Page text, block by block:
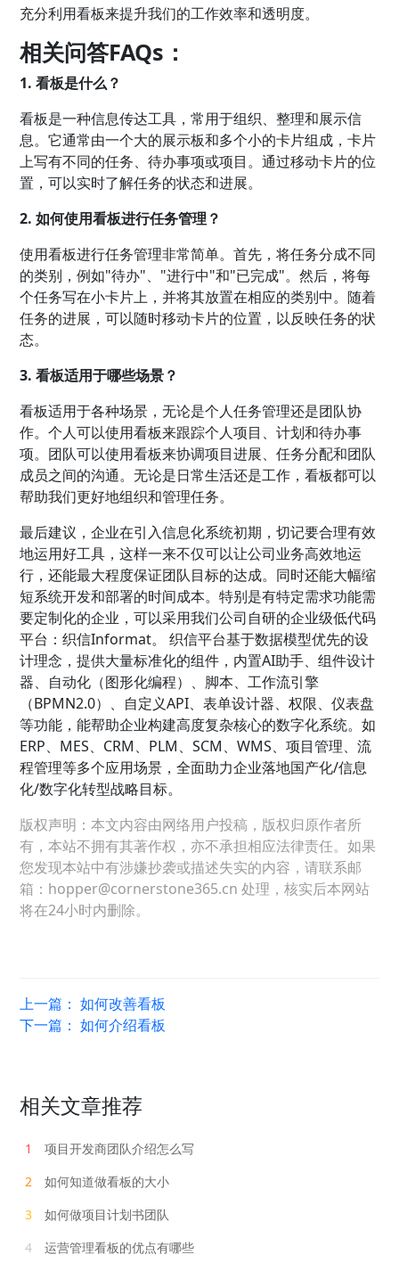
充分利用看板来提升我们的工作效率和透明度。
相关问答FAQs：
1. 看板是什么？
看板是一种信息传达工具，常用于组织、整理和展示信
息。它通常由一个大的展示板和多个小的卡片组成，卡片
上写有不同的任务、待办事项或项目。通过移动卡片的位
置，可以实时了解任务的状态和进展。
2. 如何使用看板进行任务管理？
使用看板进行任务管理非常简单。首先，将任务分成不同
的类别，例如"待办"、"进行中"和"已完成"。然后，将每
个任务写在小卡片上，并将其放置在相应的类别中。随着
任务的进展，可以随时移动卡片的位置，以反映任务的状
态。
3. 看板适用于哪些场景？
看板适用于各种场景，无论是个人任务管理还是团队协
作。个人可以使用看板来跟踪个人项目、计划和待办事
项。团队可以使用看板来协调项目进展、任务分配和团队
成员之间的沟通。无论是日常生活还是工作，看板都可以
帮助我们更好地组织和管理任务。
最后建议，企业在引入信息化系统初期，切记要合理有效
地运用好工具，这样一来不仅可以让公司业务高效地运
行，还能最大程度保证团队目标的达成。同时还能大幅缩
短系统开发和部署的时间成本。特别是有特定需求功能需
要定制化的企业，可以采用我们公司自研的企业级低代码
平台：织信Informat。 织信平台基于数据模型优先的设
计理念，提供大量标准化的组件，内置AI助手、组件设计
器、自动化（图形化编程）、脚本、工作流引擎
（BPMN2.0）、自定义API、表单设计器、权限、仪表盘
等功能，能帮助企业构建高度复杂核心的数字化系统。如
ERP、MES、CRM、PLM、SCM、WMS、项目管理、流
程管理等多个应用场景，全面助力企业落地国产化/信息
化/数字化转型战略目标。
版权声明：本文内容由网络用户投稿，版权归原作者所
有，本站不拥有其著作权，亦不承担相应法律责任。如果
您发现本站中有涉嫌抄袭或描述失实的内容，请联系邮
箱：hopper@cornerstone365.cn 处理，核实后本网站
将在24小时内删除。
上一篇：如何改善看板
下一篇：如何介绍看板
相关文章推荐
1
项目开发商团队介绍怎么写
2
如何知道做看板的大小
3
如何做项目计划书团队
4
运营管理看板的优点有哪些